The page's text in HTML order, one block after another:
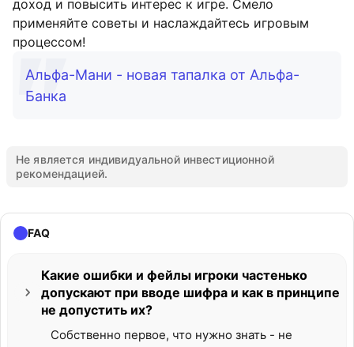
доход и повысить интерес к игре. Смело
применяйте советы и наслаждайтесь игровым
процессом!
Альфа-Мани - новая тапалка от Альфа-
Банка
Не является индивидуальной инвестиционной
рекомендацией.
FAQ
Какие ошибки и фейлы игроки частенько
допускают при вводе шифра и как в принципе
не допустить их?
Собственно первое, что нужно знать - не